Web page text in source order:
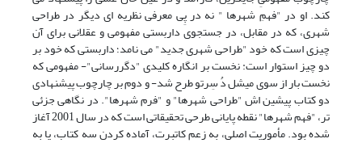
کند. او در "فهمِ شهرها " نه در پِی معرفی نظریه ای دیگر در طراحی
شهری، که در مقابل، در جستجوی داربستی مفهومی و عقلانی برای آن
چیزی است که خود "طراحی شهری جدید" می نامد؛ داربستی که خود بر
دو چیز استوار است: نخست بر انگاره کلیدی "دگررسانی"- مفهومی که
نخست بار از سوی میشل دُ سِرتو طرح شد- و دوم بر چارچوب پیشنهادی
دو کتاب پیشین اش "طراحی شهرها" و "فرم شهرها". در نگاهی جزئی
تر، "فهم شهرها" نقطه پایانی طرحی تحقیقاتی است که در سال 2001 آغاز
شده بود. مأموریت اصلی، به زعم کاتبرت، آماده کردن سه کتاب، یا به